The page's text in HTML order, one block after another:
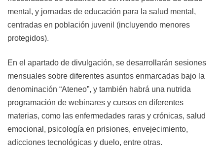
mental, y jornadas de educación para la salud mental,
centradas en población juvenil (incluyendo menores
protegidos).
En el apartado de divulgación, se desarrollarán sesiones
mensuales sobre diferentes asuntos enmarcadas bajo la
denominación “Ateneo”, y también habrá una nutrida
programación de webinares y cursos en diferentes
materias, como las enfermedades raras y crónicas, salud
emocional, psicología en prisiones, envejecimiento,
adicciones tecnológicas y duelo, entre otras.